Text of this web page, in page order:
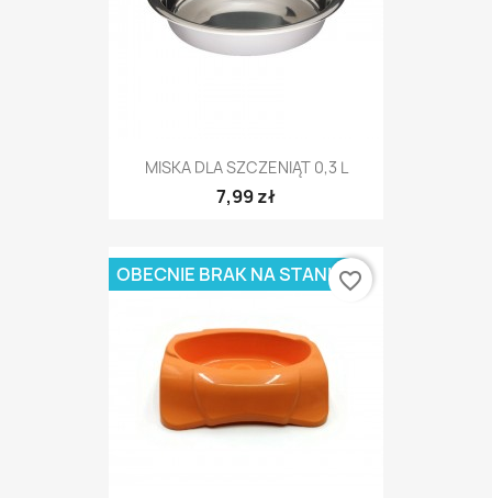
MISKA DLA SZCZENIĄT 0,3 L
7,99 zł
OBECNIE BRAK NA STANIEfavorite_border